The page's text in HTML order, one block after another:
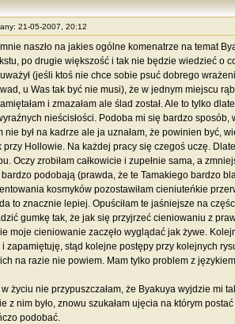
21-05-2007, 20:12
naszło na jakies ogólne komenatrze na temat
po drugie większość i tak nie będzie wiedzieć o
(jeśli ktoś nie chce sobie psuć dobrego
u Was tak być nie musi), że w jednym miejscu
i zmazałam ale ślad został. Ale to tylko
nieścisłości. Podoba mi się bardzo
nie był na kadrze ale ja uznałam, że powinien być,
przy Hollowie. Na każdej pracy się czegoś uczę.
Oczy zrobiłam całkowicie i zupełnie sama, a
podobają (prawda, że te Tamakiego bardzo
kosmyków pozostawiłam cieniuteńkie
to znacznie lepiej. Opuściłam te jaśniejsze na
gumkę tak, że jak się przyjrzeć cieniowaniu z
moje cieniowanie zaczęło wyglądać jak żywe.
zapamiętuję, stąd kolejne postępy przy kolejnych
na razie nie powiem. Mam tylko problem z
w życiu nie przypuszczałam, że Byakuya wyjdzie mi
z nim było, znowu szukałam ujęcia na którym
podobać.